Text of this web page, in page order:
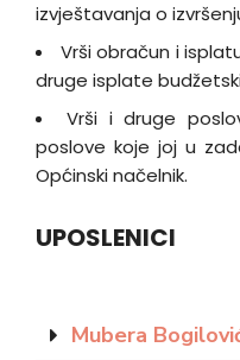
izvještavanja o
Vrši obračun i
druge isplate
Vrši i druge
poslove koje joj u
Općinski načelnik.
UPOSLENICI
Mubera